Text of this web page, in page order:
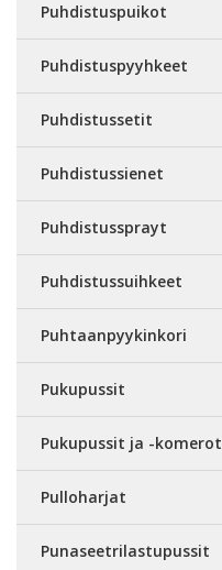
Puhdistuspuikot
Puhdistuspyyhkeet
Puhdistussetit
Puhdistussienet
Puhdistussprayt
Puhdistussuihkeet
Puhtaanpyykinkori
Pukupussit
Pukupussit ja -komerot
Pulloharjat
Punaseetrilastupussit